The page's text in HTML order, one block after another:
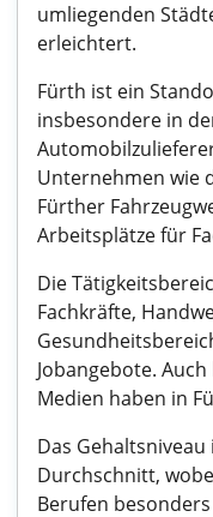
umliegenden
erleichtert.
Fürth ist ein
insbesondere in
Unternehmen wie
Fürther
Arbeitsplätze für
Die
Fachkräfte,
Jobangebote.
Medien haben in
Das
Durchschnitt,
Berufen